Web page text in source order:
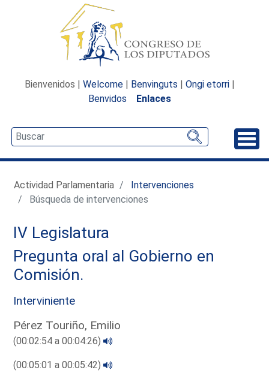
Bienvenidos | Welcome | Benvinguts | Ongi etorri |
Benvidos
Enlaces
Actividad Parlamentaria
Intervenciones
Búsqueda de intervenciones
IV Legislatura
Pregunta oral al Gobierno en
Comisión.
Interviniente
Pérez Touriño, Emilio
(00:02:54 a 00:04:26)
(00:05:01 a 00:05:42)